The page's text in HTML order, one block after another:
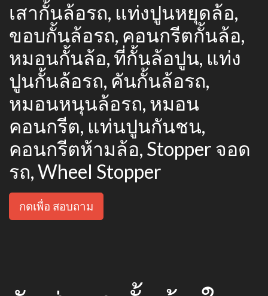
เสากั้นล้อรถ, แท่งปูนหยุดล้อ,
ขอบกั้นล้อรถ, คอนกรีตกั้นล้อ,
หมอนกั้นล้อ, ที่กั้นล้อปูน, แท่ง
ปูนกั้นล้อรถ, คันกั้นล้อรถ,
หมอนหนุนล้อรถ, หมอน
คอนกรีต, แท่นปูนกันชน,
คอนกรีตห้ามล้อ, Stopper จอด
รถ, Wheel Stopper
กดเพื่อ สอบถาม